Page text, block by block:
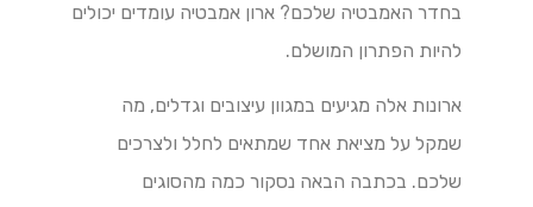
בחדר האמבטיה שלכם? ארון אמבטיה עומדים יכולים
להיות הפתרון המושלם.
ארונות אלה מגיעים במגוון עיצובים וגדלים, מה
שמקל על מציאת אחד שמתאים לחלל ולצרכים
שלכם. בכתבה הבאה נסקור כמה מהסוגים